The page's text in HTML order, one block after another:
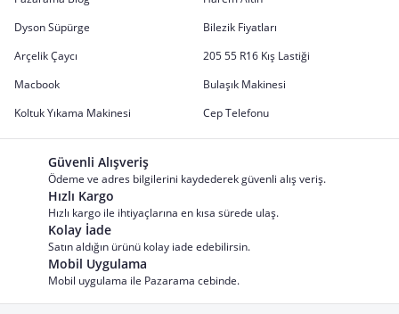
Dyson Süpürge
Bilezik Fiyatları
Arçelik Çaycı
205 55 R16 Kış Lastiği
Macbook
Bulaşık Makinesi
Koltuk Yıkama Makinesi
Cep Telefonu
Güvenli Alışveriş
Ödeme ve adres bilgilerini kaydederek güvenli alış veriş.
Hızlı Kargo
Hızlı kargo ile ihtiyaçlarına en kısa sürede ulaş.
Kolay İade
Satın aldığın ürünü kolay iade edebilirsin.
Mobil Uygulama
Mobil uygulama ile Pazarama cebinde.